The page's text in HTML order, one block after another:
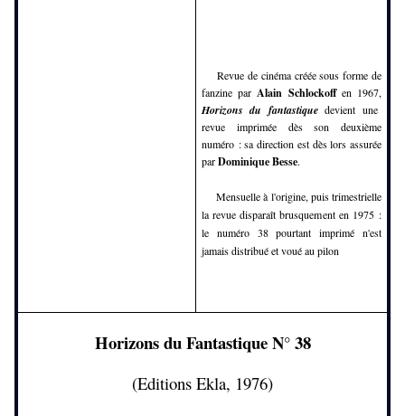
Revue de cinéma créée sous forme de
fanzine par Alain Schlockoffen 1967,
Horizons du fantastiquedevient une
revue imprimée dès son deuxième
numéro : sa direction est dès lors assurée
parDominique Besse.
Mensuelle à l'origine, puis trimestrielle
la revue disparaît brusquement en 1975 :
le numéro 38 pourtant imprimé n'est
jamais distribué et voué au pilon
Horizons du Fantastique N° 38
(Editions Ekla, 1976)